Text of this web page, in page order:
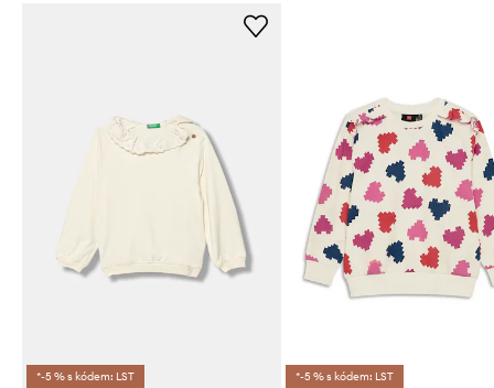
*-5 % s kódem: LST *-5 % s kódem: LST